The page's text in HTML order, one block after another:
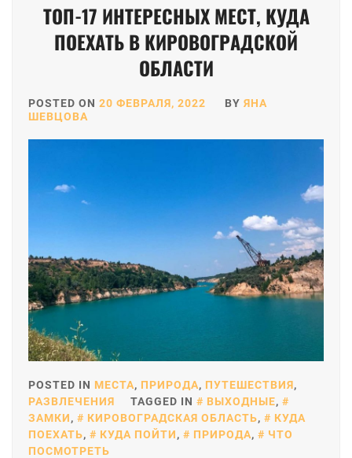
ТОП-17 ИНТЕРЕСНЫХ МЕСТ, КУДА
ПОЕХАТЬ В КИРОВОГРАДСКОЙ
ОБЛАСТИ
POSTED ON 20 ФЕВРАЛЯ, 2022 BY ЯНА
ШЕВЦОВА
POSTED IN МЕСТА, ПРИРОДА, ПУТЕШЕСТВИЯ,
РАЗВЛЕЧЕНИЯ
TAGGED IN ВЫХОДНЫЕ,
ЗАМКИ, КИРОВОГРАДСКАЯ ОБЛАСТЬ,
КУДА
ПОЕХАТЬ, КУДА ПОЙТИ, ПРИРОДА,
ЧТО
ПОСМОТРЕТЬ